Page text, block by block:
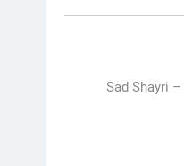
Sad Shayri –